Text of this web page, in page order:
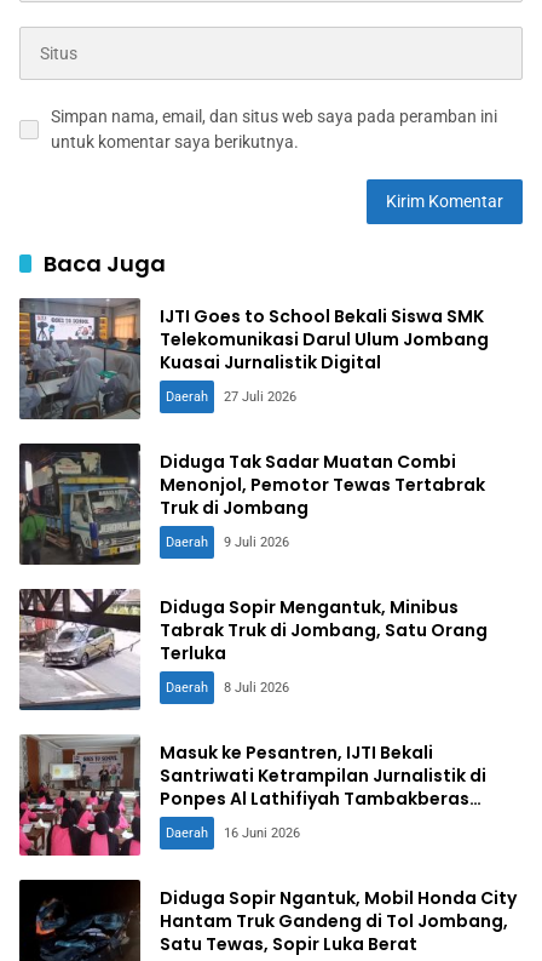
Simpan nama, email, dan situs web saya pada peramban ini
untuk komentar saya berikutnya.
Baca Juga
IJTI Goes to School Bekali Siswa SMK
Telekomunikasi Darul Ulum Jombang
Kuasai Jurnalistik Digital
Daerah 27 Juli 2026
Diduga Tak Sadar Muatan Combi
Menonjol, Pemotor Tewas Tertabrak
Truk di Jombang
Daerah 9 Juli 2026
Diduga Sopir Mengantuk, Minibus
Tabrak Truk di Jombang, Satu Orang
Terluka
Daerah 8 Juli 2026
Masuk ke Pesantren, IJTI Bekali
Santriwati Ketrampilan Jurnalistik di
Ponpes Al Lathifiyah Tambakberas
Jombang
Daerah 16 Juni 2026
Diduga Sopir Ngantuk, Mobil Honda City
Hantam Truk Gandeng di Tol Jombang,
Satu Tewas, Sopir Luka Berat